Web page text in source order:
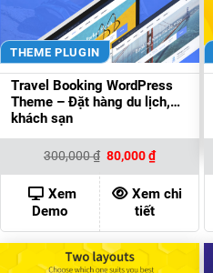
THEME PLUGIN
Travel Booking WordPress
Theme – Đặt hàng du lịch,
khách sạn
300,000₫ Giá
gốc
là:
300,000 ₫.
80,000₫Giá
hiện
tại
là:
80,000 ₫.
Xem
Demo
Xem chi
tiết